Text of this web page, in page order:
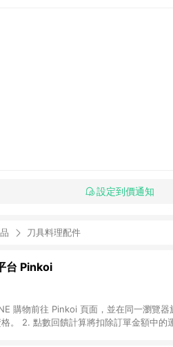
設定到價通知
刀具料理配件
台 Pinkoi
購物前往 Pinkoi 頁面，並在同一瀏覽
。 2. 點數回饋計算將扣除訂單金額中的